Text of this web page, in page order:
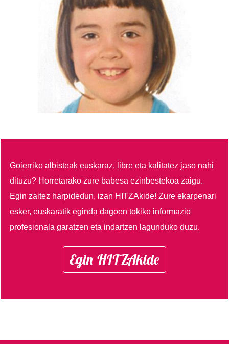
Goierriko albisteak euskaraz, libre eta kalitatez jaso nahi
dituzu? Horretarako zure babesa ezinbestekoa zaigu.
Egin zaitez harpidedun, izan HITZAkide!Zure ekarpenari
esker, euskaratik eginda dagoen tokiko informazio
profesionala garatzen eta indartzen lagunduko duzu.
Egin HITZAkide